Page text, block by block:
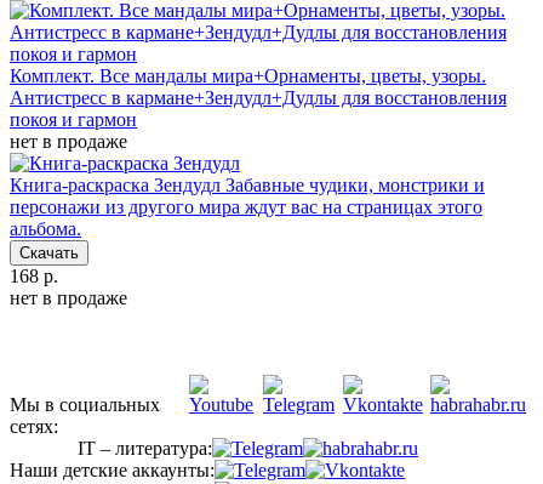
Комплект. Все мандалы мира+Орнаменты, цветы, узоры.
Антистресс в кармане+Зендудл+Дудлы для восстановления
покоя и гармон
нет в продаже
Книга-раскраска Зендудл Забавные чудики, монстрики и
персонажи из другого мира ждут вас на страницах этого
альбома.
Скачать
168 р.
нет в продаже
Мы в социальных
сетях:
IT – литература:
Наши детские аккаунты: